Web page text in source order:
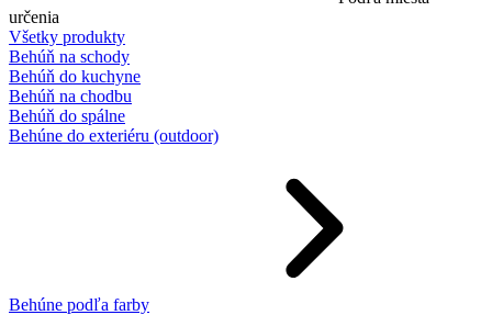
určenia
Všetky produkty
Behúň na schody
Behúň do kuchyne
Behúň na chodbu
Behúň do spálne
Behúne do exteriéru (outdoor)
Behúne podľa farby